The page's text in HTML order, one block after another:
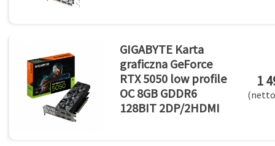
1
GIGABYTE Karta
graficzna GeForce
RTX 5050 low profile
OC 8GB GDDR6
128BIT 2DP/2HDMI